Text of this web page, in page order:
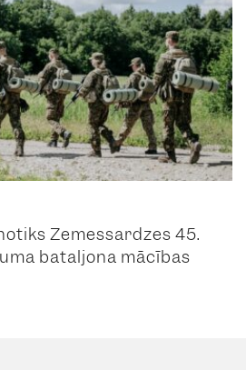
Zemessardzes 45.
bataljona mācības